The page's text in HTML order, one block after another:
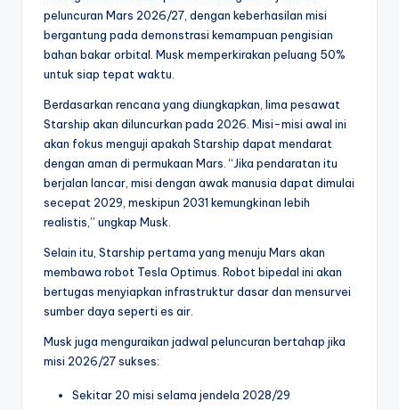
peluncuran Mars 2026/27, dengan keberhasilan misi
bergantung pada demonstrasi kemampuan pengisian
bahan bakar orbital. Musk memperkirakan peluang 50%
untuk siap tepat waktu.
Berdasarkan rencana yang diungkapkan, lima pesawat
Starship akan diluncurkan pada 2026. Misi-misi awal ini
akan fokus menguji apakah Starship dapat mendarat
dengan aman di permukaan Mars. “Jika pendaratan itu
berjalan lancar, misi dengan awak manusia dapat dimulai
secepat 2029, meskipun 2031 kemungkinan lebih
realistis,” ungkap Musk.
Selain itu, Starship pertama yang menuju Mars akan
membawa robot Tesla Optimus. Robot bipedal ini akan
bertugas menyiapkan infrastruktur dasar dan mensurvei
sumber daya seperti es air.
Musk juga menguraikan jadwal peluncuran bertahap jika
misi 2026/27 sukses:
Sekitar 20 misi selama jendela 2028/29